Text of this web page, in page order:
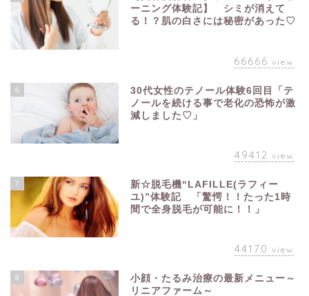
ーニング体験記】 シミが消えて
る！？肌の白さには秘密があった♡
66666 view
6
30代女性のテノール体験6回目「テ
ノールを続ける事で老化の恐怖が激
減しました♡」
49412 view
7
新☆脱毛機“LAFILLE(ラフィー
ユ)”体験記 「驚愕！！たった1時
間で全身脱毛が可能に！！」
44170 view
8
小顔・たるみ治療の最新メニュー～
リニアファーム～